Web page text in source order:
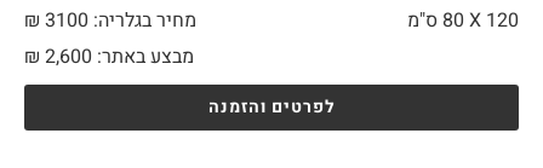
120 X
מחיר בגלריה: 3100 ₪
מבצע באתר:
₪ 2,600
לפרטים והזמנה